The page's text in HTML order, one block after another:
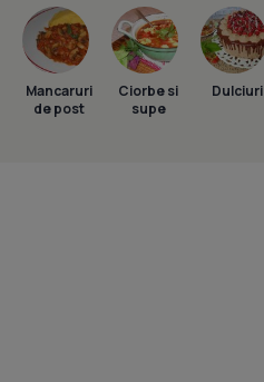
Mancaruri
de post
Ciorbe si
supe
Dulciuri